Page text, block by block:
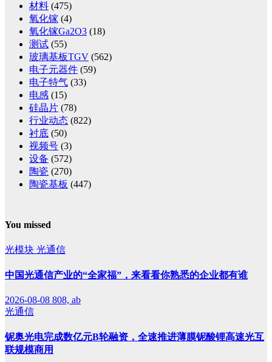
材料 (475)
氧化镓 (4)
氧化镓Ga2O3 (18)
测试 (55)
玻璃基板TGV (562)
电子元器件 (59)
电子特气 (33)
电感 (15)
硅晶片 (78)
行业动态 (822)
衬底 (50)
视频号 (3)
设备 (572)
陶瓷 (270)
陶瓷基板 (447)
You missed
光模块 光通信
中国光通信产业的“全家福”，来看看你熟悉的企业都有谁
2026-08-08 808, ab
光通信
铌奥光电完成数亿元B轮融资，全速推进薄膜铌酸锂高速光互
联规模商用